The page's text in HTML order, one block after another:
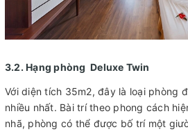
3.2. Hạng phòng Deluxe Twin
Với diện tích 35m2, đây là loại phòng
nhiều nhất. Bài trí theo phong cách
nhã, phòng có thể được bố trí một